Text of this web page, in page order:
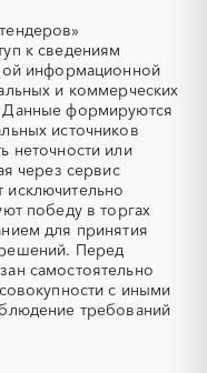
работы
работы
весы
AО
область
область
область
край
область
область
область
область
область
к сведениям
информационной
и коммерческих
Данные формируются
источников
неточности или
через сервис
победу в торгах
для принятия
Перед
самостоятельно
с иными
требований